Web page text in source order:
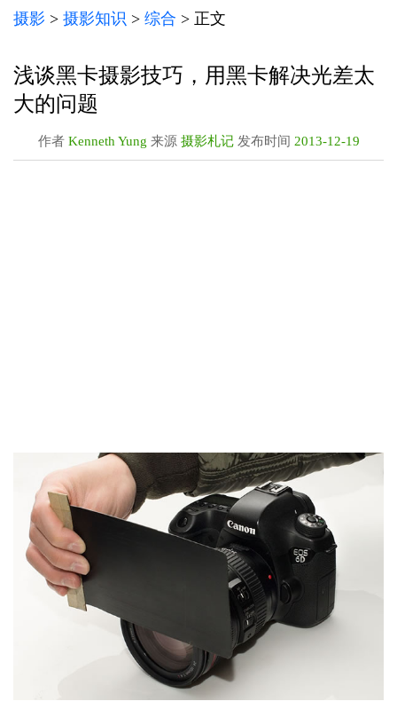
摄影 > 摄影知识 > 综合 > 正文
浅谈黑卡摄影技巧，用黑卡解决光差太
大的问题
作者 Kenneth Yung 来源 摄影札记发布时间 2013-12-19